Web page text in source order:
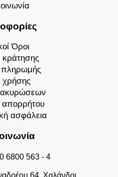
Όροι
κράτησης
πληρωμής
χρήσης
ακυρώσεων
απορρήτου
ασφάλεια
6800 563 - 4
64, Χαλάνδρι